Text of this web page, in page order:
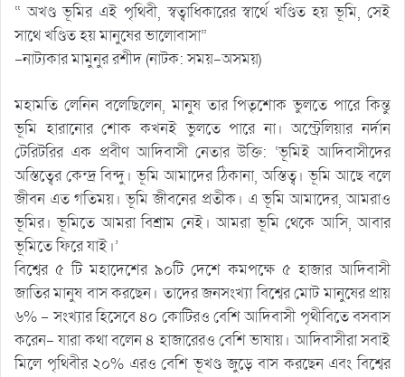
“ অখণ্ড ভূমির এই পৃথিবী, স্বত্বাধিকারের স্বার্থে খণ্ডিত হয় ভূমি, সেই
সাথে খণ্ডিত হয় মানুষের ভালোবাসা”
–নাট্যকার মামুনুর রশীদ (নাটক: সময়-অসময়)
মহামতি লেনিন বলেছিলেন, মানুষ তার পিতৃশোক ভুলতে পারে কিন্তু
ভূমি হারানোর শোক কখনই ভুলতে পারে না। অস্ট্রেলিয়ার নর্দান
টেরিটরির এক প্রবীণ আদিবাসী নেতার উক্তি: ‘ভূমিই আদিবাসীদের
অস্তিত্বের কেন্দ্র বিন্দু। ভূমি আমাদের ঠিকানা, অস্তিত্ব। ভূমি আছে বলে
জীবন এত গতিময়। ভূমি জীবনের প্রতীক। এ ভূমি আমাদের, আমরাও
ভূমির। ভূমিতে আমরা বিশ্রাম নেই। আমরা ভূমি থেকে আসি, আবার
ভূমিতে ফিরে যাই।’
বিশ্বের ৫ টি মহাদেশের ৯০টি দেশে কমপক্ষে ৫ হাজার আদিবাসী
জাতির মানুষ বাস করছেন। তাদের জনসংখ্যা বিশ্বের মোট মানুষের প্রায়
৬% – সংখ্যার হিসেবে ৪০ কোটিরও বেশি আদিবাসী পৃথীবিতে বসবাস
করেন- যারা কথা বলেন ৪ হাজারেরও বেশি ভাষায়। আদিবাসীরা সবাই
মিলে পৃথিবীর ২০% এরও বেশি ভূখণ্ড জুড়ে বাস করছেন এবং বিশ্বের